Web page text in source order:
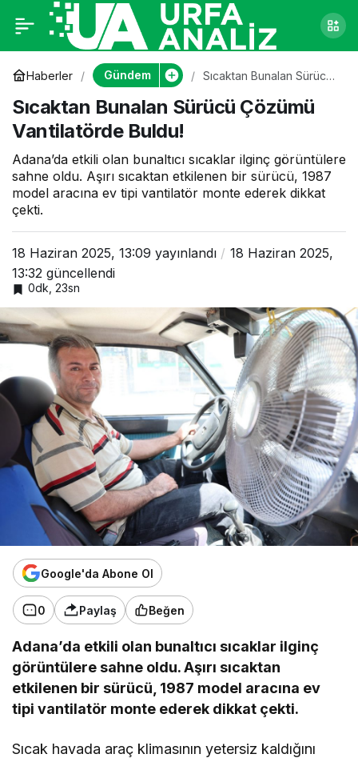
Haberler Gündem
Sıcaktan Bunalan Sürücü
Buldu!
Sıcaktan Bunalan Sürücü Çözümü
Vantilatörde Buldu!
Adana’da etkili olan bunaltıcı sıcaklar ilginç görüntülere
sahne oldu. Aşırı sıcaktan etkilenen bir sürücü, 1987
model aracına ev tipi vantilatör monte ederek dikkat
çekti.
18 Haziran 2025, 13:09 yayınlandı
18 Haziran 2025,
13:32 güncellendi
0dk, 23sn
Google'da Abone Ol
0 Paylaş Beğen
Adana’da etkili olan bunaltıcı sıcaklar ilginç
görüntülere sahne oldu. Aşırı sıcaktan
etkilenen bir sürücü, 1987 model aracına ev
tipi vantilatör monte ederek dikkat çekti.
Sıcak havada araç klimasının yetersiz kaldığını
Sıcaktan Bunalan
Sürücü Çözümü
Vantilatörde Buldu!
0